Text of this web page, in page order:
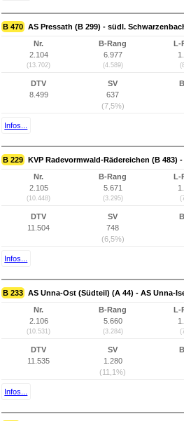
B 470 AS Pressath (B 299) - südl.
Nr.
2.104
(13.702)
B-Rang
6.977
(4.589)
L-
DTV
8.499
SV
637
(7,5%)
Infos...
B 229 KVP Radevormwald-Rädereichen (B 483)
Nr.
2.105
(10.448)
B-Rang
5.671
(3.295)
L-
DTV
11.504
SV
748
(6,5%)
Infos...
B 233 AS Unna-Ost (Südteil) (A 44) - AS Unna-
Nr.
2.106
(10.531)
B-Rang
5.660
(3.284)
L-
DTV
11.535
SV
1.280
(11,1%)
Infos...